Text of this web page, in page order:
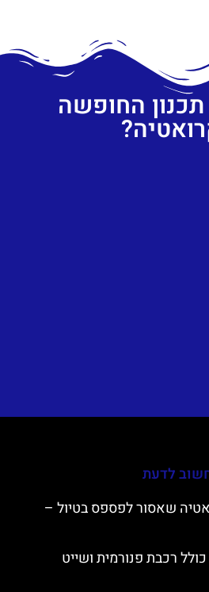
החופשה
לדעת
שאסור לפספס בטיול –
רכבת פנורמית ושייט